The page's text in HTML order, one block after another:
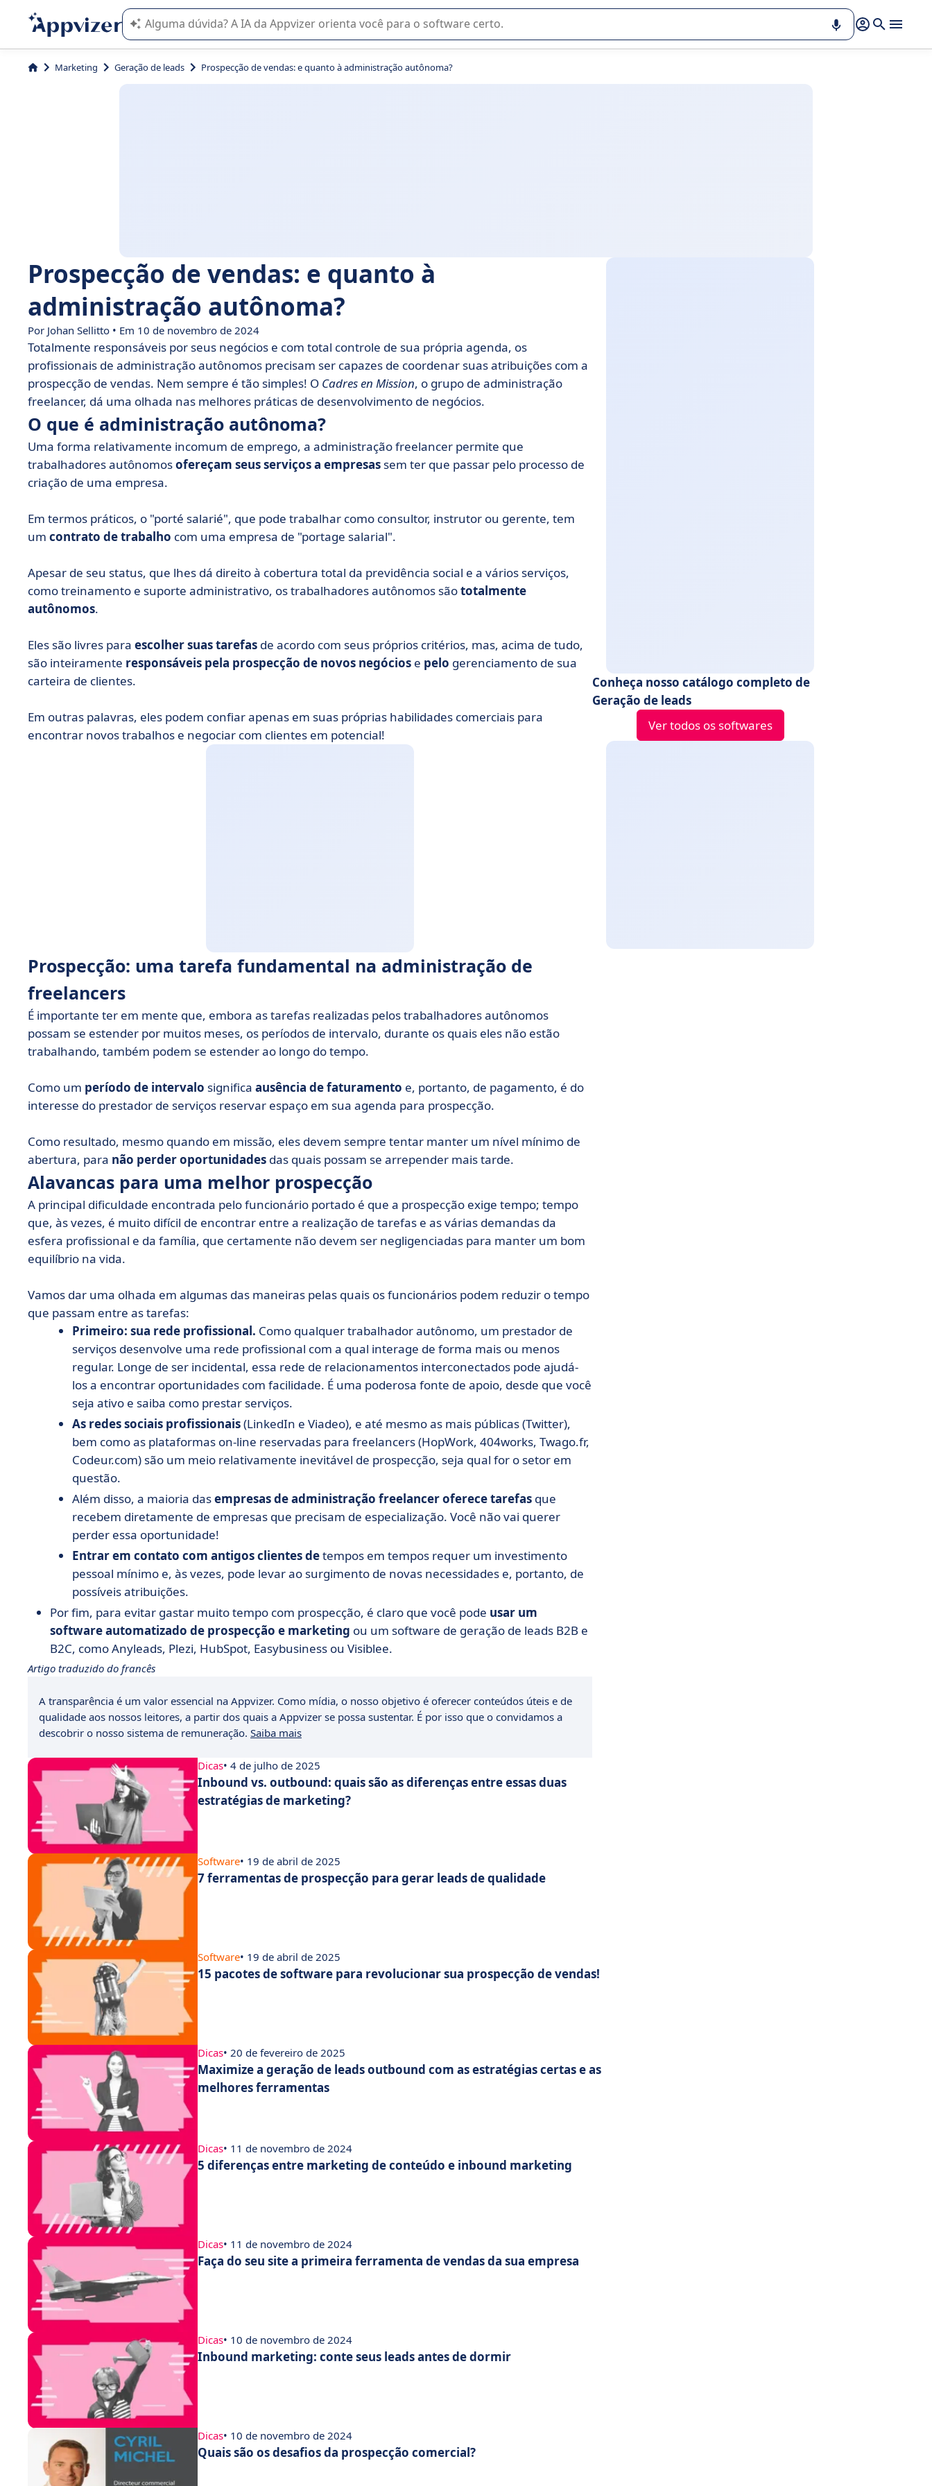
A IA do Appvizer o orienta no uso ou na seleção de software SaaS para sua empresa.
Marketing Geração de leads Prospecção de vendas: e quanto à administração autônoma?
Prospecção de vendas: e quanto à
administração autônoma?
Por Johan Sellitto • Em 10 de novembro de 2024
Totalmente responsáveis por seus negócios e com total controle de sua própria agenda, os
profissionais de administração autônomos precisam ser capazes de coordenar suas atribuições com a
prospecção de vendas. Nem sempre é tão simples! O Cadres en Mission, o grupo de administração
freelancer, dá uma olhada nas melhores práticas de desenvolvimento de negócios.
O que é administração autônoma?
Uma forma relativamente incomum de emprego, a administração freelancer permite que
trabalhadores autônomosofereçam seus serviços a empresas sem ter que passar pelo processo de
criação de uma empresa.
Em termos práticos, o "porté salarié", que pode trabalhar como consultor, instrutor ou gerente, tem
um contrato de trabalho com uma empresa de "portage salarial".
Apesar de seu status, que lhes dá direito à cobertura total da previdência social e a vários serviços,
como treinamento e suporte administrativo, os trabalhadores autônomos sãototalmente
autônomos.
Eles são livres para escolher suas tarefas de acordo com seus próprios critérios, mas, acima de tudo,
são inteiramente responsáveis pela prospecção de novos negócios e pelo gerenciamento de sua
carteira de clientes.
Em outras palavras, eles podem confiar apenas em suas próprias habilidades comerciais para
encontrar novos trabalhos e negociar com clientes em potencial!
Prospecção: uma tarefa fundamental na administração de
freelancers
É importante ter em mente que, embora as tarefas realizadas pelos trabalhadores autônomos
possam se estender por muitos meses, os períodos de intervalo, durante os quais eles não estão
trabalhando, também podem se estender ao longo do tempo.
Como um período de intervalo significa ausência de faturamento e, portanto, de pagamento, é do
interesse do prestador de serviços reservar espaço em sua agenda para prospecção.
Como resultado, mesmo quando em missão, eles devem sempre tentar manter um nível mínimo de
abertura, para não perder oportunidades das quais possam se arrepender mais tarde.
Alavancas para uma melhor prospecção
A principal dificuldade encontrada pelo funcionário portado é que a prospecção exige tempo; tempo
que, às vezes, é muito difícil de encontrar entre a realização de tarefas e as várias demandas da
esfera profissional e da família, que certamente não devem ser negligenciadas para manter um bom
equilíbrio na vida.
Vamos dar uma olhada em algumas das maneiras pelas quais os funcionários podem reduzir o tempo
que passam entre as tarefas:
Primeiro: sua rede profissional. Como qualquer trabalhador autônomo, um prestador de
serviços desenvolve uma rede profissional com a qual interage de forma mais ou menos
regular. Longe de ser incidental, essa rede de relacionamentos interconectados pode ajudá-
los a encontrar oportunidades com facilidade. É uma poderosa fonte de apoio, desde que você
seja ativo e saiba como prestar serviços.
As redes sociais profissionais(LinkedIn e Viadeo), e até mesmo as mais públicas (Twitter),
bem como as plataformas on-line reservadas para freelancers (HopWork, 404works, Twago.fr,
Codeur.com) são um meio relativamente inevitável de prospecção, seja qual for o setor em
questão.
Além disso, a maioria dasempresas de administração freelancer oferece tarefas que
recebem diretamente de empresas que precisam de especialização. Você não vai querer
perder essa oportunidade!
Entrar em contato com antigos clientes detempos em tempos requer um investimento
pessoal mínimo e, às vezes, pode levar ao surgimento de novas necessidades e, portanto, de
possíveis atribuições.
Por fim, para evitar gastar muito tempo com prospecção, é claro que você pode usar um
software automatizado de prospecção e marketing ou um software de geração de leads B2B e
B2C, como Anyleads, Plezi, HubSpot, Easybusiness ou Visiblee.
Artigo traduzido do francês
A transparência é um valor essencial na Appvizer. Como mídia, o nosso objetivo é oferecer conteúdos úteis e de
qualidade aos nossos leitores, a partir dos quais a Appvizer se possa sustentar. É por isso que o convidamos a
descobrir o nosso sistema de remuneração. Saiba mais
Conheça nosso catálogo completo de
Geração de leads
Ver todos os softwares
Dicas• 4 de julho de 2025
Inbound vs. outbound: quais são as diferenças entre essas duas
estratégias de marketing?
Software• 19 de abril de 2025
7 ferramentas de prospecção para gerar leads de qualidade
Software• 19 de abril de 2025
15 pacotes de software para revolucionar sua prospecção de vendas!
Dicas• 20 de fevereiro de 2025
Maximize a geração de leads outbound com as estratégias certas e as
melhores ferramentas
Dicas• 11 de novembro de 2024
5 diferenças entre marketing de conteúdo e inbound marketing
Dicas• 11 de novembro de 2024
Faça do seu site a primeira ferramenta de vendas da sua empresa
Dicas• 10 de novembro de 2024
Inbound marketing: conte seus leads antes de dormir
Dicas• 10 de novembro de 2024
Quais são os desafios da prospecção comercial?